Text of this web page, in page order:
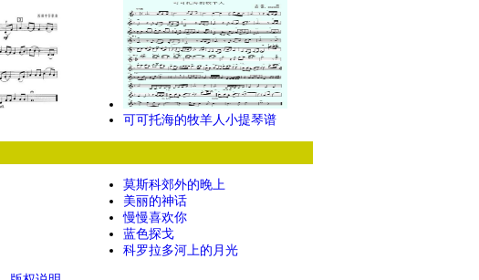
可可托海的牧羊人小提琴谱
莫斯科郊外的晚上
美丽的神话
慢慢喜欢你
蓝色探戈
科罗拉多河上的月光